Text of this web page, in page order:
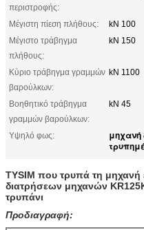
περιστροφής:
Μέγιστη πίεση πλήθους:
kN 100
Μέγιστο τράβηγμα
πλήθους:
kN 150
Κύριο τράβηγμα γραμμών
βαρούλκων:
kN 1100
Βοηθητικό τράβηγμα
γραμμών βαρούλκων:
kN 45
Υψηλό φως: μηχανή
TYSIM που τρυπά τη
διατρήσεων μηχανών
τρυπάνι
Προδιαγραφή: